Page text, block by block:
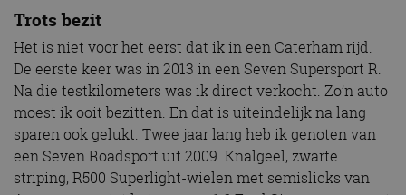
Trots bezit
Het is niet voor het eerst dat ik in een Caterham rijd.
De eerste keer was in 2013 in een Seven Supersport R.
Na die testkilometers was ik direct verkocht. Zo’n auto
moest ik ooit bezitten. En dat is uiteindelijk na lang
sparen ook gelukt. Twee jaar lang heb ik genoten van
een Seven Roadsport uit 2009. Knalgeel, zwarte
striping, R500 Superlight-wielen met semislicks van